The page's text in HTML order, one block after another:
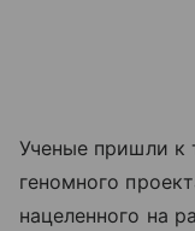
Ученые пришли к
геномного
нацеленного на